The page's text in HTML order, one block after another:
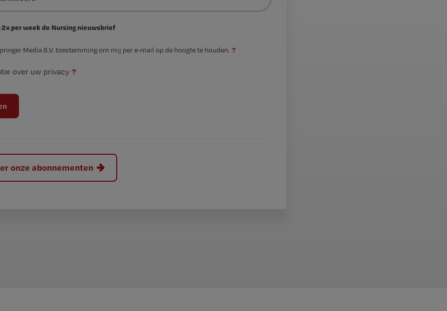
2x per week de Nursing nieuwsbrief
Media B.V. toestemming om mij per e-mail op de hoogte te houden. ?
over uw privacy ?
onze abonnementen